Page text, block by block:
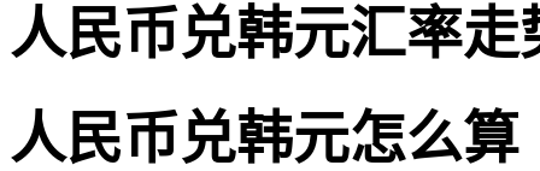
人民币兑韩元汇率走
人民币兑韩元怎么算